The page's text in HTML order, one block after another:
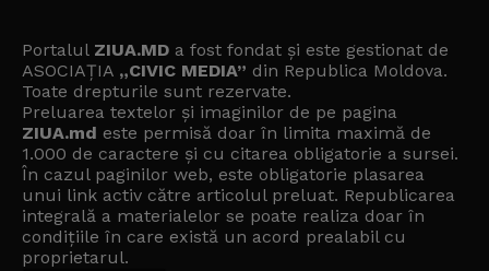
Portalul ZIUA.MD a fost fondat și este gestionat de
ASOCIAȚIA „CIVIC MEDIA” din Republica Moldova.
Toate drepturile sunt rezervate.
Preluarea textelor și imaginilor de pe pagina
ZIUA.md este permisă doar în limita maximă de
1.000 de caractere și cu citarea obligatorie a sursei.
În cazul paginilor web, este obligatorie plasarea
unui link activ către articolul preluat. Republicarea
integrală a materialelor se poate realiza doar în
condițiile în care există un acord prealabil cu
proprietarul.